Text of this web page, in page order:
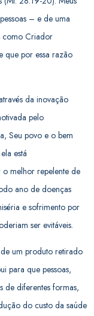
– e de uma
como Criador
que por essa razão
da inovação
pelo
Seu povo e o bem
está
melhor repelente de
ano de doenças
e sofrimento por
ser evitáveis.
um produto retirado
para que pessoas,
de diferentes formas,
do custo da saúde